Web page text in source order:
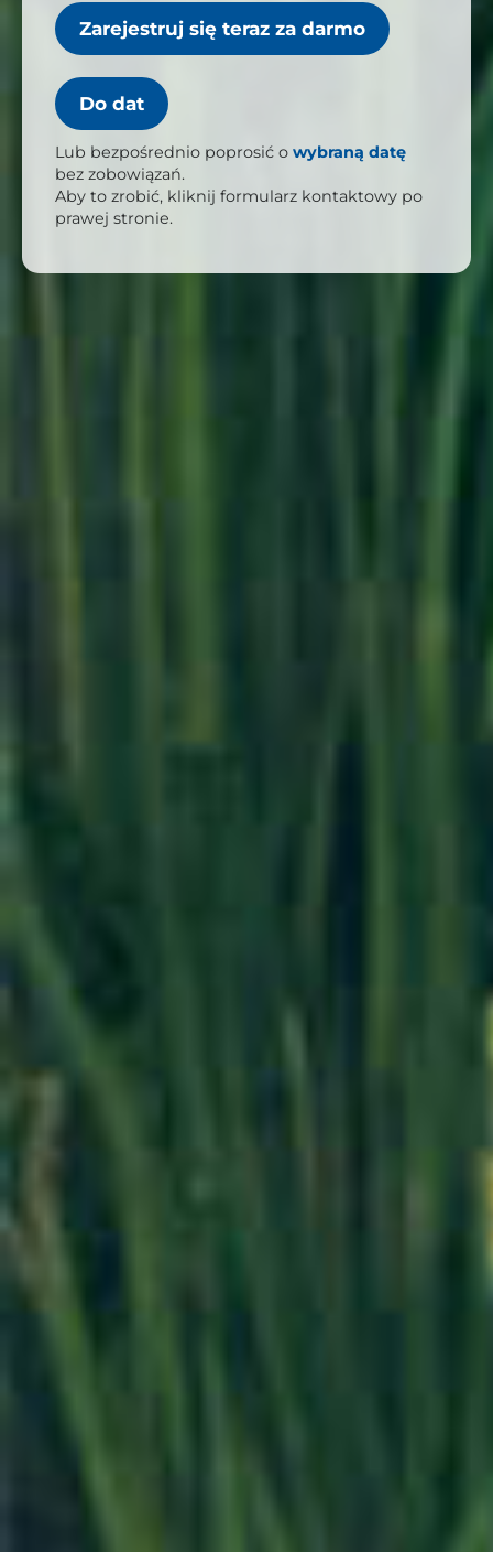
Zarejestruj się teraz za darmo
Do dat
Lub bezpośrednio poprosić o wybraną datę
bez zobowiązań.
Aby to zrobić, kliknij formularz kontaktowy po
prawej stronie.